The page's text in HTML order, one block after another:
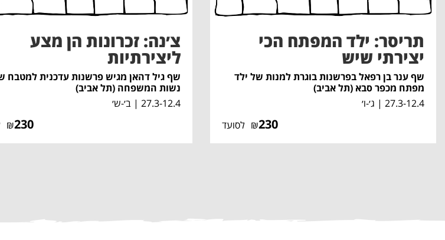
תריסר: ילד המפתח הכי
יצירתי שיש
שף ענר בן רפאל בפרשנות בוגרת למנות של ילד
מפתח מכפר סבא (תל אביב)
27.3-12.4 | ג׳-ו׳
230
₪ לסועד
צ׳נה: זכרונות הן מצע
ליצירתיות
שף גיל דהאן מגיש פרשנות עדכנית למטבח
נשות המשפחה (תל אביב)
27.3-12.4 | ב׳-ש׳
230
₪